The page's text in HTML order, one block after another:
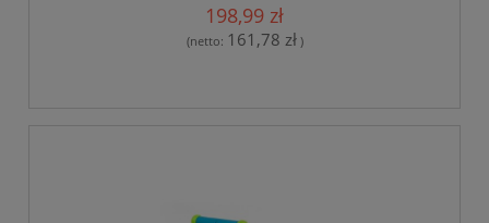
198,99 zł
(netto: 161,78 zł)